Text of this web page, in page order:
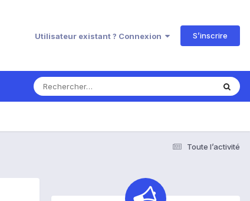
Utilisateur existant ? Connexion S’inscrire
Toute l’activité